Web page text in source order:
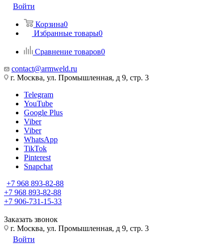
Войти
Корзина0
Избранные товары0
Сравнение товаров0
contact@armweld.ru
г. Москва, ул. Промышленная, д 9, стр. 3
Telegram
YouTube
Google Plus
Viber
Viber
WhatsApp
TikTok
Pinterest
Snapchat
+7 968 893-82-88
+7 968 893-82-88
+7 906-731-15-33
Заказать звонок
г. Москва, ул. Промышленная, д 9, стр. 3
Войти